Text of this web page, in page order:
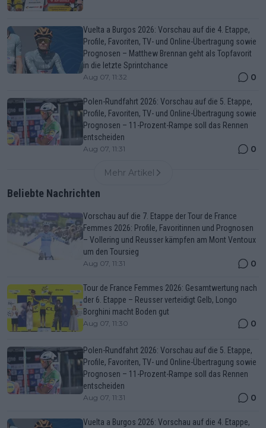
Vuelta a Burgos 2026: Vorschau auf die 4. Etappe,
Profile, Favoriten, TV- und Online-Übertragung sowie
Prognosen – Matthew Brennan geht als Topfavorit
in die letzte Sprintchance
Aug 07, 11:32 0
Polen-Rundfahrt 2026: Vorschau auf die 5. Etappe,
Profile, Favoriten, TV- und Online-Übertragung sowie
Prognosen – 11-Prozent-Rampe soll das Rennen
entscheiden
Aug 07, 11:31 0
Mehr Artikel
Beliebte Nachrichten
Vorschau auf die 7. Etappe der Tour de France
Femmes 2026: Profile, Favoritinnen und Prognosen
– Vollering und Reusser kämpfen am Mont Ventoux
um den Toursieg
Aug 07, 11:31 0
Tour de France Femmes 2026: Gesamtwertung nach
der 6. Etappe – Reusser verteidigt Gelb, Longo
Borghini macht Boden gut
Aug 07, 11:30 0
Polen-Rundfahrt 2026: Vorschau auf die 5. Etappe,
Profile, Favoriten, TV- und Online-Übertragung sowie
Prognosen – 11-Prozent-Rampe soll das Rennen
entscheiden
Aug 07, 11:31 0
Vuelta a Burgos 2026: Vorschau auf die 4. Etappe,